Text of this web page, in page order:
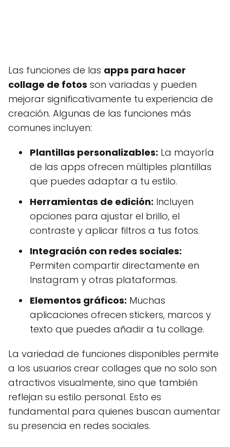
Las funciones de las apps para hacer
collage de fotos son variadas y pueden
mejorar significativamente tu experiencia de
creación. Algunas de las funciones más
comunes incluyen:
Plantillas personalizables: La mayoría
de las apps ofrecen múltiples plantillas
que puedes adaptar a tu estilo.
Herramientas de edición: Incluyen
opciones para ajustar el brillo, el
contraste y aplicar filtros a tus fotos.
Integración con redes sociales:
Permiten compartir directamente en
Instagram y otras plataformas.
Elementos gráficos: Muchas
aplicaciones ofrecen stickers, marcos y
texto que puedes añadir a tu collage.
La variedad de funciones disponibles permite
a los usuarios crear collages que no solo son
atractivos visualmente, sino que también
reflejan su estilo personal. Esto es
fundamental para quienes buscan aumentar
su presencia en redes sociales.